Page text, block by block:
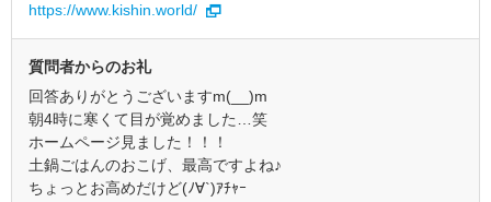
https://www.kishin.world/
質問者からのお礼
回答ありがとうございますm(__)m
朝4時に寒くて目が覚めました…笑
ホームページ見ました！！！
土鍋ごはんのおこげ、最高ですよね♪
ちょっとお高めだけど(ﾉ∀`)ｱﾁｬｰ